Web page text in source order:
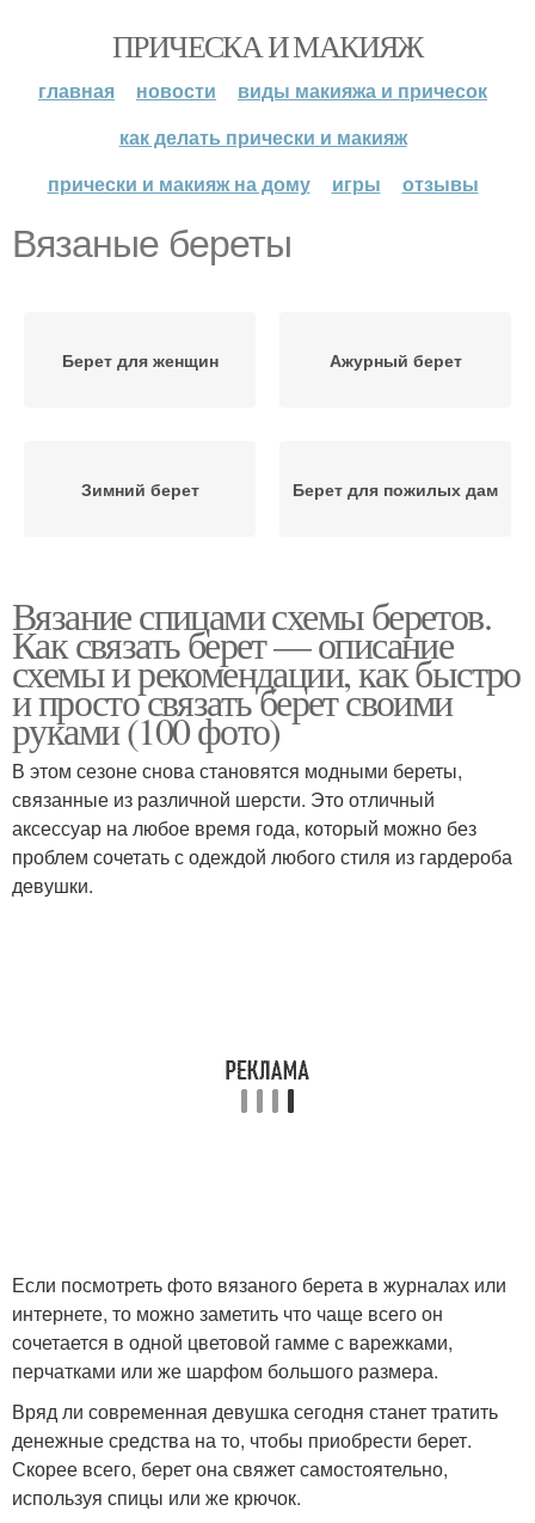
ПРИЧЕСКА И МАКИЯЖ
главная новости
виды макияжа и причесок
как делать прически и макияж
прически и макияж на дому
игры отзывы
Вязаные береты
Берет для женщин Ажурный берет
Зимний берет Берет для пожилых дам
Вязание спицами схемы беретов.
Как связать берет — описание
схемы и рекомендации, как быстро
и просто связать берет своими
руками (100 фото)
В этом сезоне снова становятся модными береты,
связанные из различной шерсти. Это отличный
аксессуар на любое время года, который можно без
проблем сочетать с одеждой любого стиля из гардероба
девушки.
Если посмотреть фото вязаного берета в журналах или
интернете, то можно заметить что чаще всего он
сочетается в одной цветовой гамме с варежками,
перчатками или же шарфом большого размера.
Вряд ли современная девушка сегодня станет тратить
денежные средства на то, чтобы приобрести берет.
Скорее всего, берет она свяжет самостоятельно,
используя спицы или же крючок.